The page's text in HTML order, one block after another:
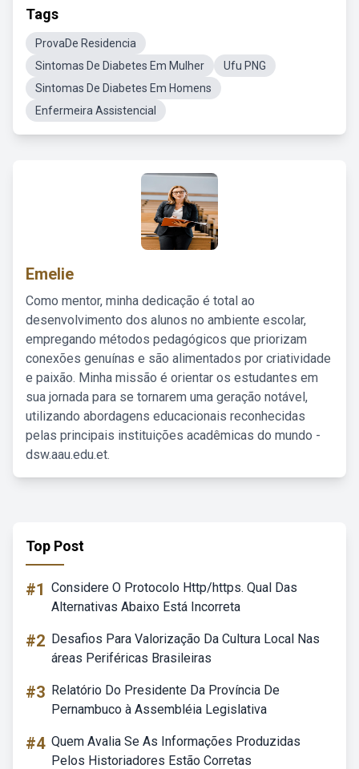
Tags
ProvaDe Residencia
Sintomas De Diabetes Em Mulher
Ufu PNG
Sintomas De Diabetes Em Homens
Enfermeira Assistencial
Emelie
Como mentor, minha dedicação é total ao
desenvolvimento dos alunos no ambiente escolar,
empregando métodos pedagógicos que priorizam
conexões genuínas e são alimentados por criatividade
e paixão. Minha missão é orientar os estudantes em
sua jornada para se tornarem uma geração notável,
utilizando abordagens educacionais reconhecidas
pelas principais instituições acadêmicas do mundo -
dsw.aau.edu.et.
Top Post
#1 Considere O Protocolo Http/https. Qual Das
Alternativas Abaixo Está Incorreta
#2 Desafios Para Valorização Da Cultura Local Nas
áreas Periféricas Brasileiras
#3 Relatório Do Presidente Da Província De
Pernambuco à Assembléia Legislativa
#4 Quem Avalia Se As Informações Produzidas
Pelos Historiadores Estão Corretas